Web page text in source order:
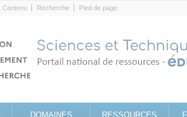
Contenu Recherche Pied de page
DOMAINES RESSOURCES